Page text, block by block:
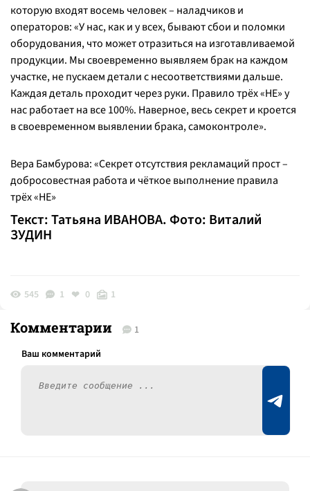
которую входят восемь человек – наладчиков и
операторов: «У нас, как и у всех, бывают сбои и поломки
оборудования, что может отразиться на изготавливаемой
продукции. Мы своевременно выявляем брак на каждом
участке, не пускаем детали с несоответствиями дальше.
Каждая деталь проходит через руки. Правило трёх «НЕ» у
нас работает на все 100%. Наверное, весь секрет и кроется
в своевременном выявлении брака, самоконтроле».
Вера Бамбурова: «Секрет отсутствия рекламаций прост –
добросовестная работа и чёткое выполнение правила
трёх «НЕ»
Текст: Татьяна ИВАНОВА. Фото: Виталий
ЗУДИН
545 1 0 1
Комментарии 1